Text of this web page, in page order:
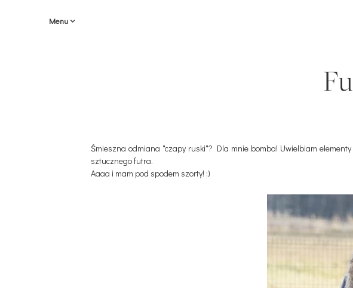
Menu
Śmieszna odmiana "czapy ruski"? Dla mnie bomba! Uwielbiam
sztucznego futra.
Aaaa i mam pod spodem szorty! :)